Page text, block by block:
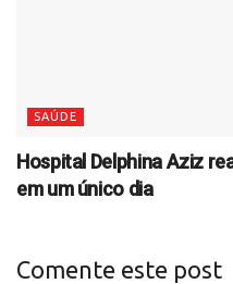
SAÚDE
Hospital Delphina Aziz
em um único dia
Comente este post